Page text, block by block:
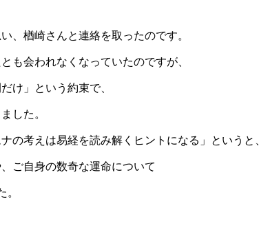
、楢崎さんと連絡を取ったのです。
も会われなくなっていたのですが、
け」という約束で、
した。
の考えは易経を読み解くヒントになる」というと、
ご自身の数奇な運命について
。